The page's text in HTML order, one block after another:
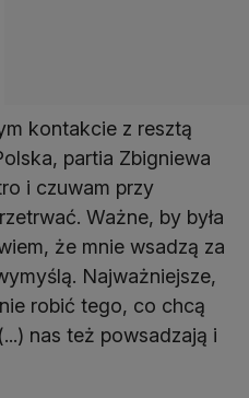
kontakcie z resztą
partia Zbigniewa
i czuwam przy
Ważne, by była
że mnie wsadzą za
Najważniejsze,
robić tego, co chcą
nas też powsadzają i